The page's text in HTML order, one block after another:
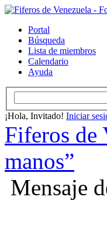
Portal
Búsqueda
Lista de miembros
Calendario
Ayuda
¡Hola, Invitado! Iniciar
Fiferos de
manos”
Mensaje